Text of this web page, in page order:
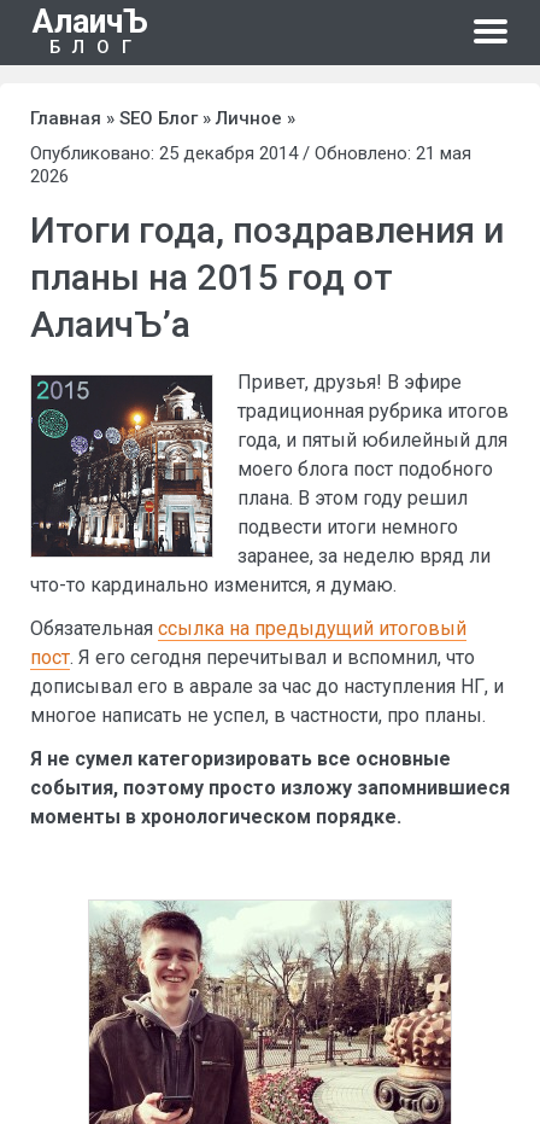
АлаичЪ
БЛОГ
Главная » SEO Блог»Личное »
Опубликовано: 25 декабря 2014 / Обновлено: 21 мая
2026
Итоги года, поздравления и
планы на 2015 год от
АлаичЪ’а
Привет, друзья! В эфире
традиционная рубрика итогов
года, и пятый юбилейный для
моего блога пост подобного
плана. В этом году решил
подвести итоги немного
заранее, за неделю вряд ли
что-то кардинально изменится, я думаю.
Обязательная ссылка на предыдущий итоговый
пост. Я его сегодня перечитывал и вспомнил, что
дописывал его в аврале за час до наступления НГ, и
многое написать не успел, в частности, про планы.
Я не сумел категоризировать все основные
события, поэтому просто изложу запомнившиеся
моменты в хронологическом порядке.